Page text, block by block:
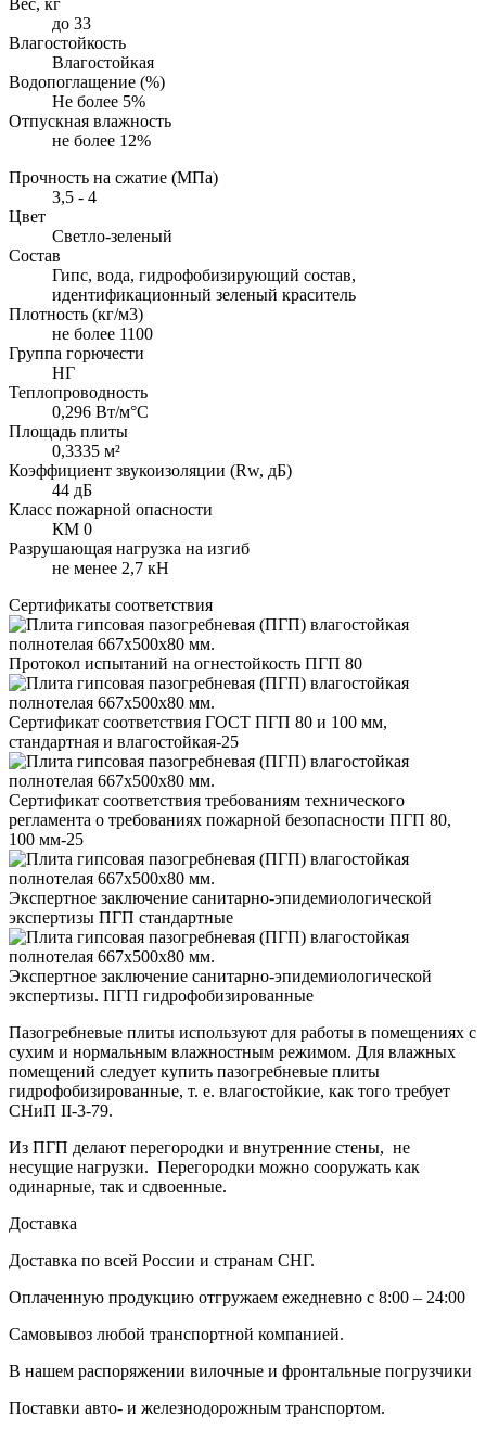
Вес, кг
до 33
Влагостойкость
Влагостойкая
Водопоглащение (%)
Не более 5%
Отпускная влажность
не более 12%
Прочность на сжатие (МПа)
3,5 - 4
Цвет
Светло-зеленый
Состав
Гипс, вода, гидрофобизирующий состав,
идентификационный зеленый краситель
Плотность (кг/м3)
не более 1100
Группа горючести
НГ
Теплопроводность
0,296 Вт/м°С
Площадь плиты
0,3335 м²
Коэффициент звукоизоляции (Rw, дБ)
44 дБ
Класс пожарной опасности
КМ 0
Разрушающая нагрузка на изгиб
не менее 2,7 кН
Сертификаты соответствия
Протокол испытаний на огнестойкость ПГП 80
Сертификат соответствия ГОСТ ПГП 80 и 100 мм,
стандартная и влагостойкая-25
Сертификат соответствия требованиям технического
регламента о требованиях пожарной безопасности ПГП 80,
100 мм-25
Экспертное заключение санитарно-эпидемиологической
экспертизы ПГП стандартные
Экспертное заключение санитарно-эпидемиологической
экспертизы. ПГП гидрофобизированные
Пазогребневые плиты используют для работы в помещениях с
сухим и нормальным влажностным режимом. Для влажных
помещений следует купить пазогребневые плиты
гидрофобизированные, т. е. влагостойкие, как того требует
СНиП II-3-79.
Из ПГП делают перегородки и внутренние стены, не
несущие нагрузки. Перегородки можно сооружать как
одинарные, так и сдвоенные.
Доставка
Доставка по всей России и странам СНГ.
Оплаченную продукцию отгружаем ежедневно с 8:00 – 24:00
Самовывоз любой транспортной компанией.
В нашем распоряжении вилочные и фронтальные погрузчики
Поставки авто- и железнодорожным транспортом.